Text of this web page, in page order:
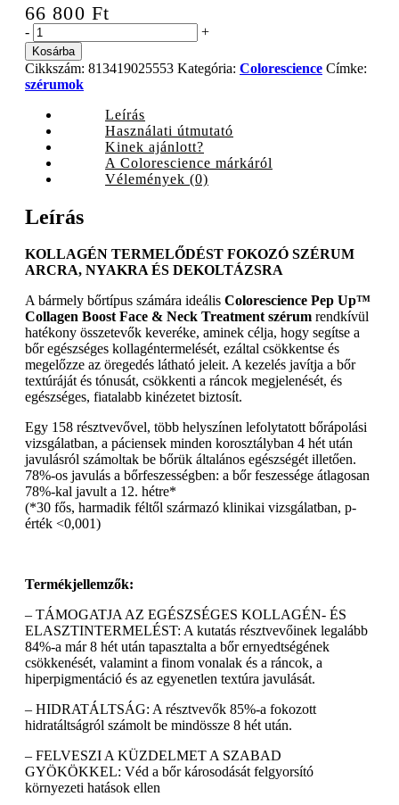
66 800 Ft
Colorescience
Pep
Up™
Collagen
Boost
Face
Neck
Treatment
szérum,
ml
quantity
- +
Kosárba
Cikkszám: 813419025553 Kategória: Colorescience Címke:
szérumok
Leírás
Használati útmutató
Kinek ajánlott?
A Colorescience márkáról
Vélemények (0)
Leírás
KOLLAGÉN TERMELŐDÉST FOKOZÓ SZÉRUM
ARCRA, NYAKRA ÉS DEKOLTÁZSRA
A bármely bőrtípus számára ideális Colorescience Pep Up™
Collagen Boost Face & Neck Treatment szérum rendkívül
hatékony összetevők keveréke, aminek célja, hogy segítse a
bőr egészséges kollagéntermelését, ezáltal csökkentse és
megelőzze az öregedés látható jeleit. A kezelés javítja a bőr
textúráját és tónusát, csökkenti a ráncok megjelenését, és
egészséges, fiatalabb kinézetet biztosít.
Egy 158 résztvevővel, több helyszínen lefolytatott bőrápolási
vizsgálatban, a páciensek minden korosztályban 4 hét után
javulásról számoltak be bőrük általános egészségét illetően.
78%-os javulás a bőrfeszességben: a bőr feszessége átlagosan
78%-kal javult a 12. hétre*
(*30 fős, harmadik féltől származó klinikai vizsgálatban, p-
érték <0,001)
Termékjellemzők:
– TÁMOGATJA AZ EGÉSZSÉGES KOLLAGÉN- ÉS
ELASZTINTERMELÉST: A kutatás résztvevőinek legalább
84%-a már 8 hét után tapasztalta a bőr ernyedtségének
csökkenését, valamint a finom vonalak és a ráncok, a
hiperpigmentáció és az egyenetlen textúra javulását.
– HIDRATÁLTSÁG: A résztvevők 85%-a fokozott
hidratáltságról számolt be mindössze 8 hét után.
– FELVESZI A KÜZDELMET A SZABAD
GYÖKÖKKEL: Véd a bőr károsodását felgyorsító
környezeti hatások ellen